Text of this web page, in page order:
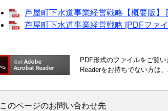
芦屋町下水道事業経営戦略【概要版】
芦屋町下水道事業経営戦略 [PDFファ
PDF形式のファイルをご覧
Readerをお持ちでない方は
このページのお問い合わせ先